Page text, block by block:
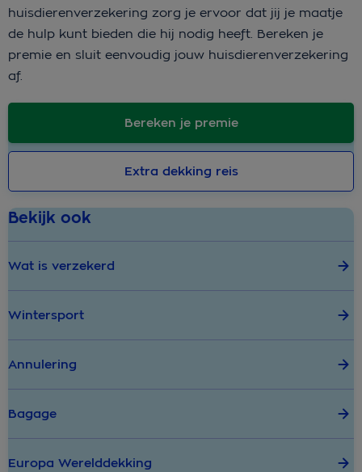
huisdierenverzekering zorg je ervoor dat jij je maatje
de hulp kunt bieden die hij nodig heeft. Bereken je
premie en sluit eenvoudig jouw huisdierenverzekering
af.
Bereken je premie
Extra dekking reis
Bekijk ook
Wat is verzekerd
Wintersport
Annulering
Bagage
Europa Werelddekking